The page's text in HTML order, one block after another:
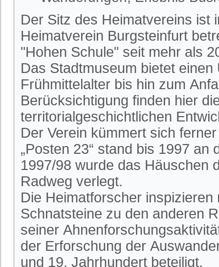
Der Sitz des Heimatvereins ist
Heimatverein Burgsteinfurt
"Hohen Schule" seit mehr als
Das Stadtmuseum bietet
Frühmittelalter bis hin zum
Berücksichtigung finden hier
territorialgeschichtlichen
Der Verein kümmert sich
„Posten 23“ stand bis 1997
1997/98 wurde das Häuschen
Radweg verlegt.
Die Heimatforscher
Schnatsteine zu den anderen
seiner
der Erforschung der
und 19. Jahrhundert beteiligt.